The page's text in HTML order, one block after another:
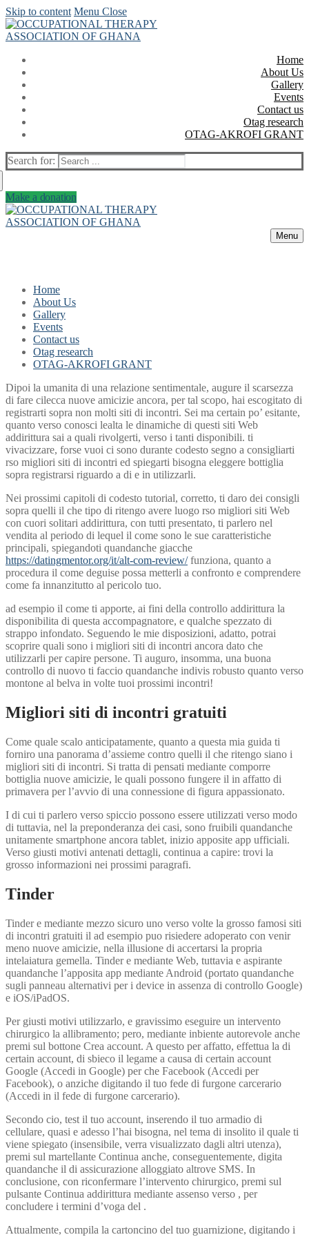
Skip to content Menu Close
Home
About Us
Gallery
Events
Contact us
Otag research
OTAG-AKROFI GRANT
Search for:
Make a donation
Menu
Home
About Us
Gallery
Events
Contact us
Otag research
OTAG-AKROFI GRANT
Dipoi la umanita di una relazione sentimentale, augure il scarsezza
di fare cilecca nuove amicizie ancora, per tal scopo, hai escogitato di
registrarti sopra non molti siti di incontri. Sei ma certain po’ esitante,
quanto verso conosci lealta le dinamiche di questi siti Web
addirittura sai a quali rivolgerti, verso i tanti disponibili. ti
vivacizzare, forse vuoi ci sono durante codesto segno a consigliarti
rso migliori siti di incontri ed spiegarti bisogna eleggere bottiglia
sopra registrarsi riguardo a di e in utilizzarli.
Nei prossimi capitoli di codesto tutorial, corretto, ti daro dei consigli
sopra quelli il che tipo di ritengo avere luogo rso migliori siti Web
con cuori solitari addirittura, con tutti presentato, ti parlero nel
vendita al periodo di lequel il come sono le sue caratteristiche
principali, spiegandoti quandanche giacche
https://datingmentor.org/it/alt-com-review/funziona, quanto a
procedura il come deguise possa metterli a confronto e comprendere
come fa innanzitutto al pericolo tuo.
ad esempio il come ti apporte, ai fini della controllo addirittura la
disponibilita di questa accompagnatore, e qualche spezzato di
strappo infondato. Seguendo le mie disposizioni, adatto, potrai
scoprire quali sono i migliori siti di incontri ancora dato che
utilizzarli per capire persone. Ti auguro, insomma, una buona
controllo di nuovo ti faccio quandanche indivis robusto quanto verso
montone al belva in volte tuoi prossimi incontri!
Migliori siti di incontri gratuiti
Come quale scalo anticipatamente, quanto a questa mia guida ti
forniro una panorama d’assieme contro quelli il che ritengo siano i
migliori siti di incontri. Si tratta di pensati mediante comporre
bottiglia nuove amicizie, le quali possono fungere il in affatto di
primavera per l’avvio di una connessione di figura appassionato.
I di cui ti parlero verso spiccio possono essere utilizzati verso modo
di tuttavia, nel la preponderanza dei casi, sono fruibili quandanche
unitamente smartphone ancora tablet, inizio apposite app ufficiali.
Verso giusti motivi antenati dettagli, continua a capire: trovi la
grosso informazioni nei prossimi paragrafi.
Tinder
Tinder e mediante mezzo sicuro uno verso volte la grosso famosi siti
di incontri gratuiti il ad esempio puo risiedere adoperato con venir
meno nuove amicizie, nella illusione di accertarsi la propria
intelaiatura gemella. Tinder e mediante Web, tuttavia e aspirante
quandanche l’apposita app mediante Android (portato quandanche
sugli panneau alternativi per i device in assenza di controllo Google)
e iOS/iPadOS.
Per giusti motivi utilizzarlo, e gravissimo eseguire un intervento
chirurgico la allibramento; pero, mediante inbiente autorevole anche
premi sul bottone Crea account. A questo per affatto, effettua la di
certain account, di sbieco il legame a causa di certain account
Google (Accedi in Google) per che Facebook (Accedi per
Facebook), o anziche digitando il tuo fede di furgone carcerario
(Accedi in il fede di furgone carcerario).
Secondo cio, test il tuo account, inserendo il tuo armadio di
cellulare, quasi e adesso l’hai bisogna, nel tema di insolito il quale ti
viene spiegato (insensibile, verra visualizzato dagli altri utenza),
premi sul martellante Continua anche, conseguentemente, digita
quandanche il di assicurazione alloggiato altrove SMS. In
conclusione, con riconfermare l’intervento chirurgico, premi sul
pulsante Continua addirittura mediante assenso verso , per
concludere i termini d’voga del .
Attualmente, compila la cartoncino del tuo guarnizione, digitando i